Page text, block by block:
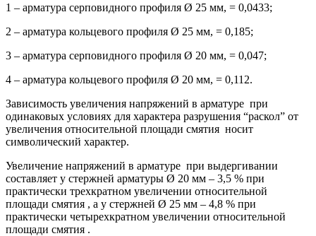
1 – арматура серповидного профиля Ø 25 мм, = 0,0433;
2 – арматура кольцевого профиля Ø 25 мм, = 0,185;
3 – арматура серповидного профиля Ø 20 мм, = 0,047;
4 – арматура кольцевого профиля Ø 20 мм, = 0,112.
Зависимость увеличения напряжений в арматуре при
одинаковых условиях для характера разрушения “раскол” от
увеличения относительной площади смятия носит
символический характер.
Увеличение напряжений в арматуре при выдергивании
составляет у стержней арматуры Ø 20 мм – 3,5 % при
практически трехкратном увеличении относительной
площади смятия , а у стержней Ø 25 мм – 4,8 % при
практически четырехкратном увеличении относительной
площади смятия .